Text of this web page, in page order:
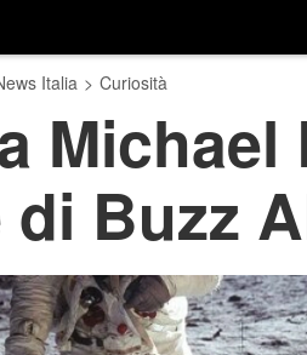
Italia > Curiosità
Buzz